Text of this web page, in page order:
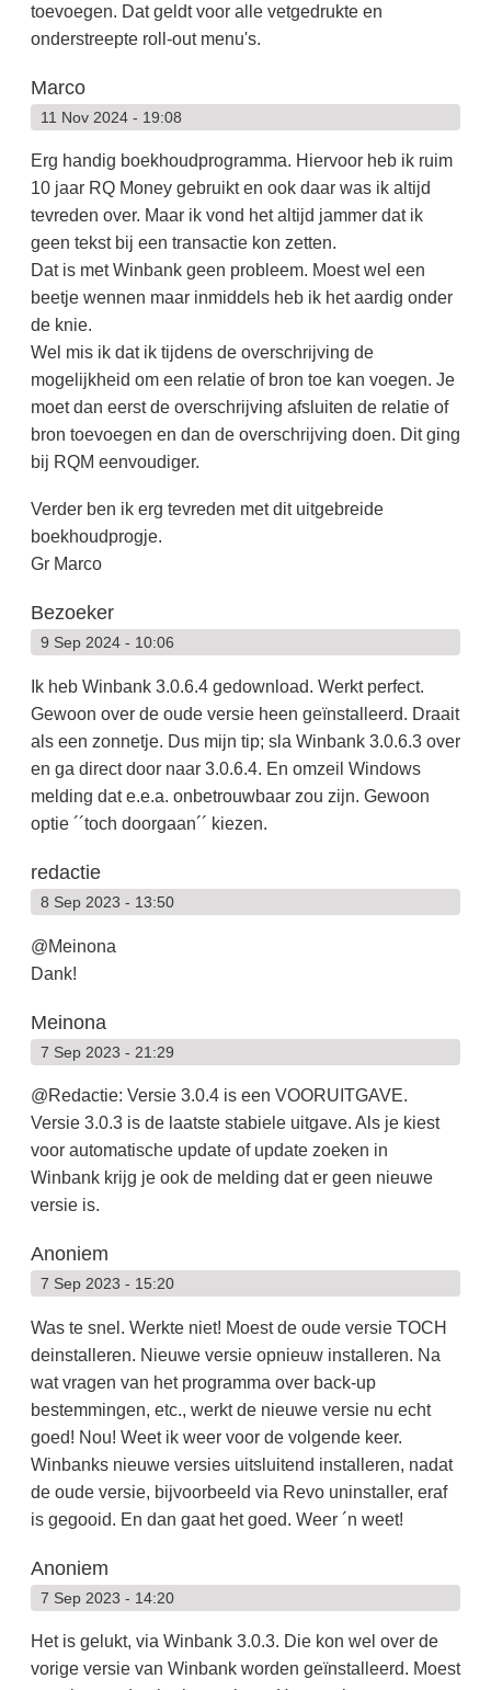
toevoegen. Dat geldt voor alle vetgedrukte en
onderstreepte roll-out menu's.
Marco
11 Nov 2024 - 19:08
Erg handig boekhoudprogramma. Hiervoor heb ik ruim
10 jaar RQ Money gebruikt en ook daar was ik altijd
tevreden over. Maar ik vond het altijd jammer dat ik
geen tekst bij een transactie kon zetten.
Dat is met Winbank geen probleem. Moest wel een
beetje wennen maar inmiddels heb ik het aardig onder
de knie.
Wel mis ik dat ik tijdens de overschrijving de
mogelijkheid om een relatie of bron toe kan voegen. Je
moet dan eerst de overschrijving afsluiten de relatie of
bron toevoegen en dan de overschrijving doen. Dit ging
bij RQM eenvoudiger.
Verder ben ik erg tevreden met dit uitgebreide
boekhoudprogje.
Gr Marco
Bezoeker
9 Sep 2024 - 10:06
Ik heb Winbank 3.0.6.4 gedownload. Werkt perfect.
Gewoon over de oude versie heen geïnstalleerd. Draait
als een zonnetje. Dus mijn tip; sla Winbank 3.0.6.3 over
en ga direct door naar 3.0.6.4. En omzeil Windows
melding dat e.e.a. onbetrouwbaar zou zijn. Gewoon
optie ´´toch doorgaan´´ kiezen.
redactie
8 Sep 2023 - 13:50
@Meinona
Dank!
Meinona
7 Sep 2023 - 21:29
@Redactie: Versie 3.0.4 is een VOORUITGAVE.
Versie 3.0.3 is de laatste stabiele uitgave. Als je kiest
voor automatische update of update zoeken in
Winbank krijg je ook de melding dat er geen nieuwe
versie is.
Anoniem
7 Sep 2023 - 15:20
Was te snel. Werkte niet! Moest de oude versie TOCH
deinstalleren. Nieuwe versie opnieuw installeren. Na
wat vragen van het programma over back-up
bestemmingen, etc., werkt de nieuwe versie nu echt
goed! Nou! Weet ik weer voor de volgende keer.
Winbanks nieuwe versies uitsluitend installeren, nadat
de oude versie, bijvoorbeeld via Revo uninstaller, eraf
is gegooid. En dan gaat het goed. Weer ´n weet!
Anoniem
7 Sep 2023 - 14:20
Het is gelukt, via Winbank 3.0.3. Die kon wel over de
vorige versie van Winbank worden geïnstalleerd. Moest